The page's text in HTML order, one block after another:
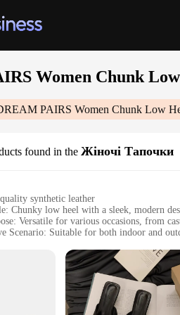
Women Chunk
PAIRS Women Chunk Low
found in the Жіночі Тапочки
synthetic leather
Chunky low heel with a sleek, modern
Versatile for various occasions, from
Scenario: Suitable for both indoor and
Property: Durable construction with a
for Every Occasion**
Women Chunk Low Heel Жіночі
sleek, modern design is perfect for those